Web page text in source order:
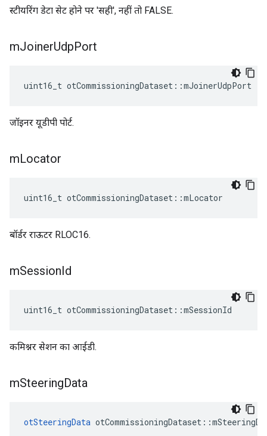
स्टीयरिंग डेटा सेट होने पर 'सही', नहीं तो FALSE.
mJoinerUdpPort
uint16_t otCommissioningDataset ::mJoinerUdpPort
जॉइनर यूडीपी पोर्ट.
mLocator
uint16_t otCommissioningDataset ::mLocator
बॉर्डर राऊटर RLOC16.
mSessionId
uint16_t otCommissioningDataset ::mSessionId
कमिश्नर सेशन का आईडी.
mSteeringData
otSteeringData otCommissioningDataset ::